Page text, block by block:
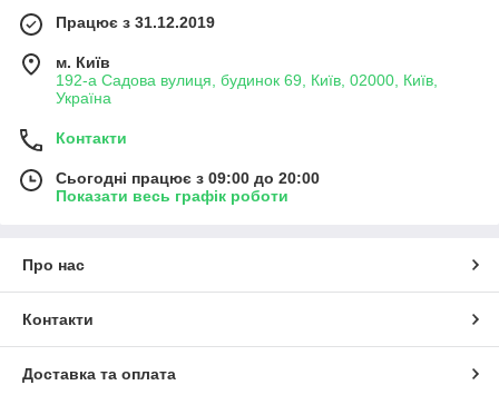
Працює з 31.12.2019
м. Київ
192-а Садова вулиця, будинок 69, Київ, 02000, Київ,
Україна
Контакти
Сьогодні працює з 09:00 до 20:00
Показати весь графік роботи
Про нас
Контакти
Доставка та оплата